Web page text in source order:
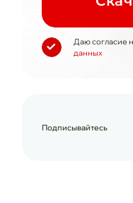
Даю согласие
данных
Подписывайтесь